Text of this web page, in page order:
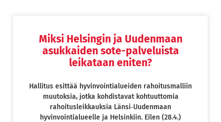
Miksi Helsingin ja Uudenmaan
asukkaiden sote-palveluista
leikataan eniten?
Hallitus esittää hyvinvointialueiden rahoitusmalliin
muutoksia, jotka kohdistavat kohtuuttomia
rahoitusleikkauksia Länsi‑Uudenmaan
hyvinvointialueelle ja Helsinkiin. Eilen (28.4.)